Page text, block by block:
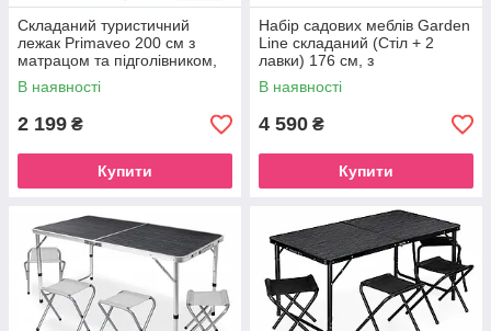
Складаний туристичний
лежак Primaveo 200 см з
матрацом та підголівником,
регульований садовий
шезлонг (Чорний)
В наявності
2 199 ₴
Купити
Набір садових меблів Garden
Line складаний (Стіл + 2
лавки) 176 см, з
натурального дерева,
Польща
В наявності
4 590 ₴
Купити